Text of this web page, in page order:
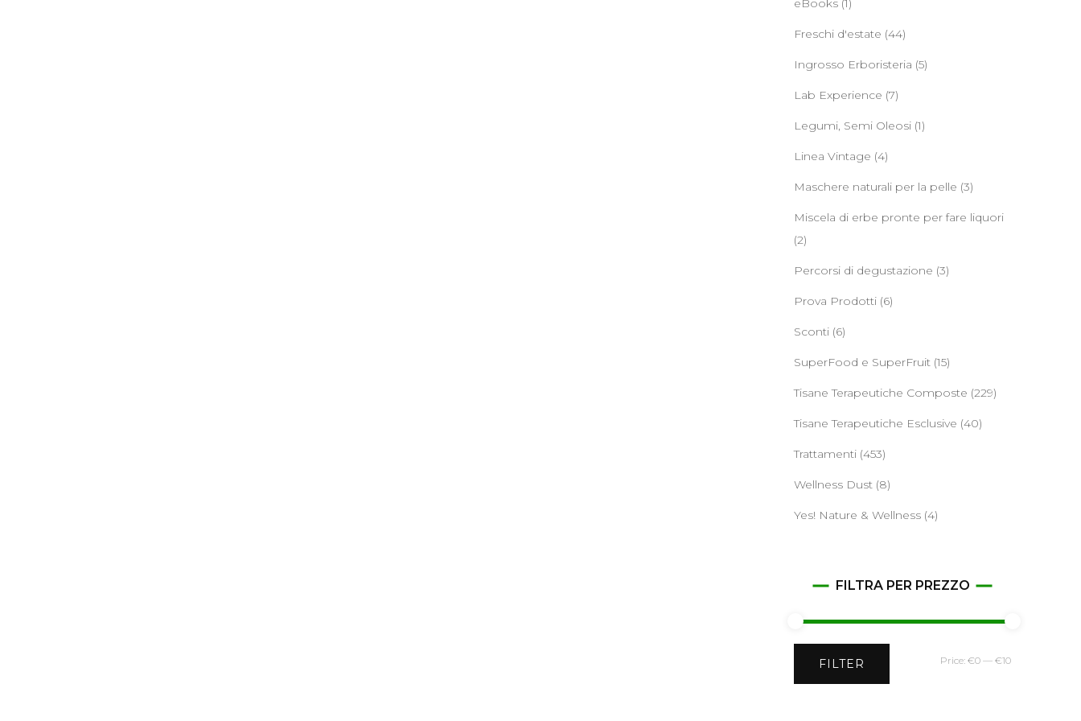
eBooks (1)
Freschi d'estate (44)
Ingrosso Erboristeria (5)
Lab Experience (7)
Legumi, Semi Oleosi (1)
Linea Vintage (4)
Maschere naturali per la pelle (3)
Miscela di erbe pronte per fare liquori
(2)
Percorsi di degustazione (3)
Prova Prodotti (6)
Sconti (6)
SuperFood e SuperFruit (15)
Tisane Terapeutiche Composte (229)
Tisane Terapeutiche Esclusive (40)
Trattamenti (453)
Wellness Dust (8)
Yes! Nature & Wellness (4)
FILTRA PER PREZZO
Min
Max
FILTER Price: €0 — €10